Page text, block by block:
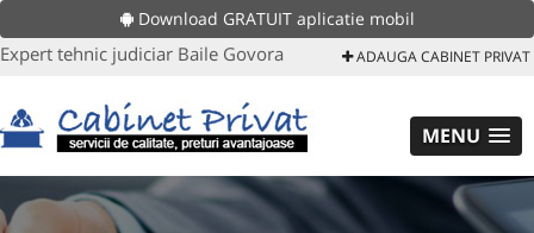
Download GRATUIT aplicatie mobil
Expert tehnic judiciar Baile Govora ADAUGA CABINET PRIVAT
MENU